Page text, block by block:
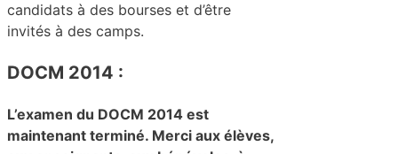
candidats à des bourses et d’être
invités à des camps.
DOCM 2014 :
L’examen du DOCM 2014 est
maintenant terminé. Merci aux élèves,